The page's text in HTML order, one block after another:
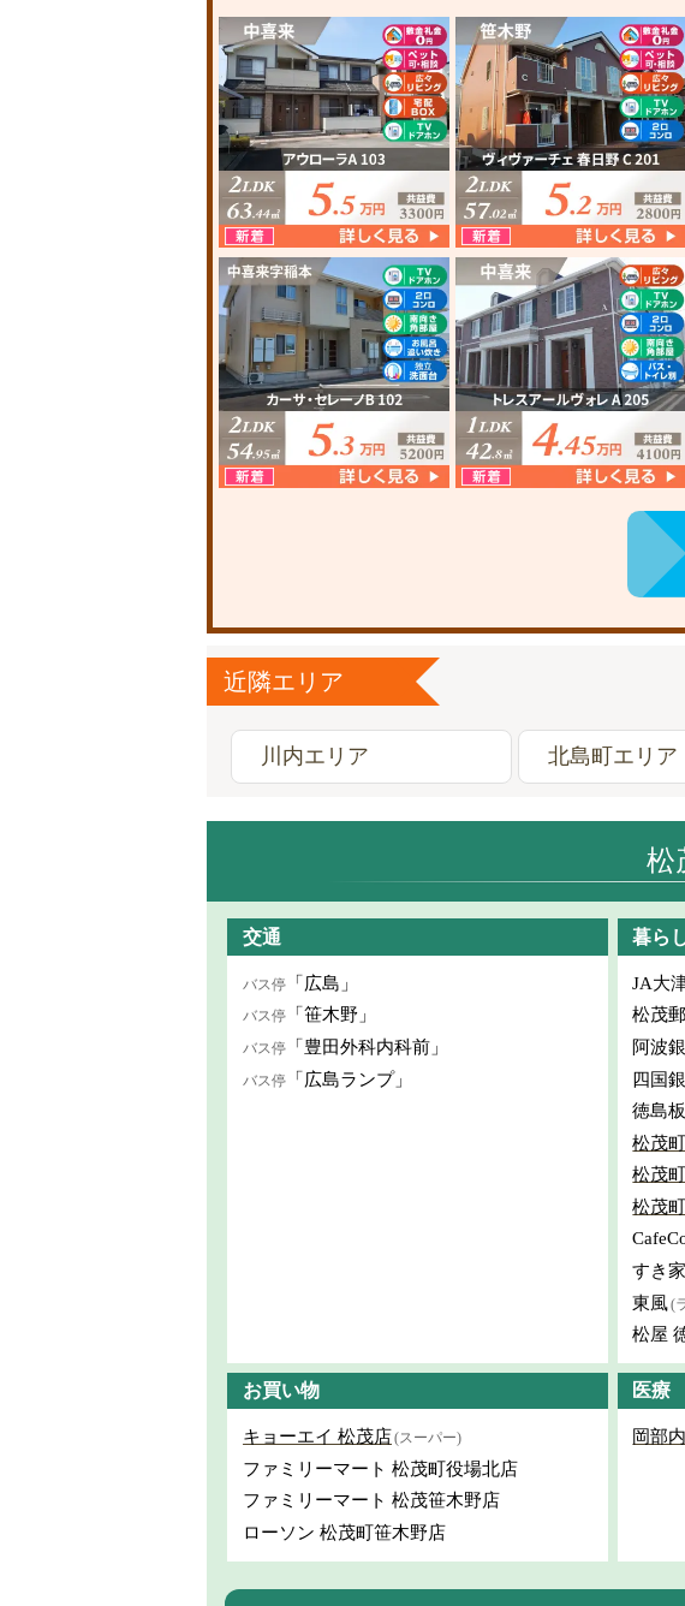
近隣エリア
川内エリア 北島町エリア
松
交通
バス停 「広島」
バス停 「笹木野」
バス停 「豊田外科内科前」
バス停 「広島ランプ」
暮ら
JA大
松茂
阿波
四国
徳島
松茂
松茂
松茂
すき
東風(
松屋
お買い物
キョーエイ 松茂店(スーパー)
ファミリーマート 松茂町役場北店
ファミリーマート 松茂笹木野店
ローソン 松茂町笹木野店
医療
岡部